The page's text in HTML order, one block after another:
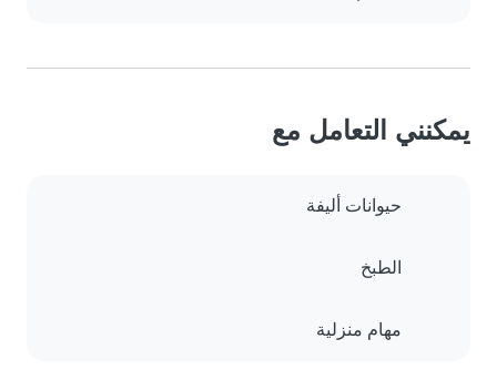
يمكنني التعامل مع
حيوانات أليفة
الطبخ
مهام منزلية